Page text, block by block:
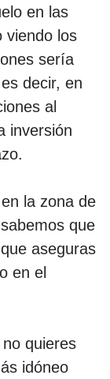
en las
viendo los
sería
decir, en
al
inversión
la zona de
que
aseguras
en el
quieres
idóneo